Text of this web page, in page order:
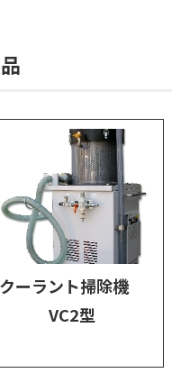
クーラント掃除機
VC2型